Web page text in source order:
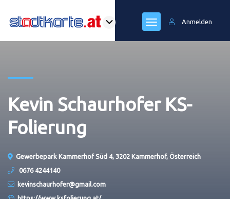
Anmelden
Kevin Schaurhofer KS-
Folierung
Gewerbepark Kammerhof Süd 4, 3202 Kammerhof, Österreich
0676 4244140
kevinschaurhofer@gmail.com